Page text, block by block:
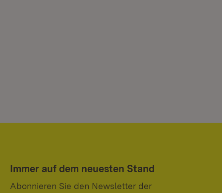
Immer auf dem neuesten Stand
Abonnieren Sie den Newsletter der